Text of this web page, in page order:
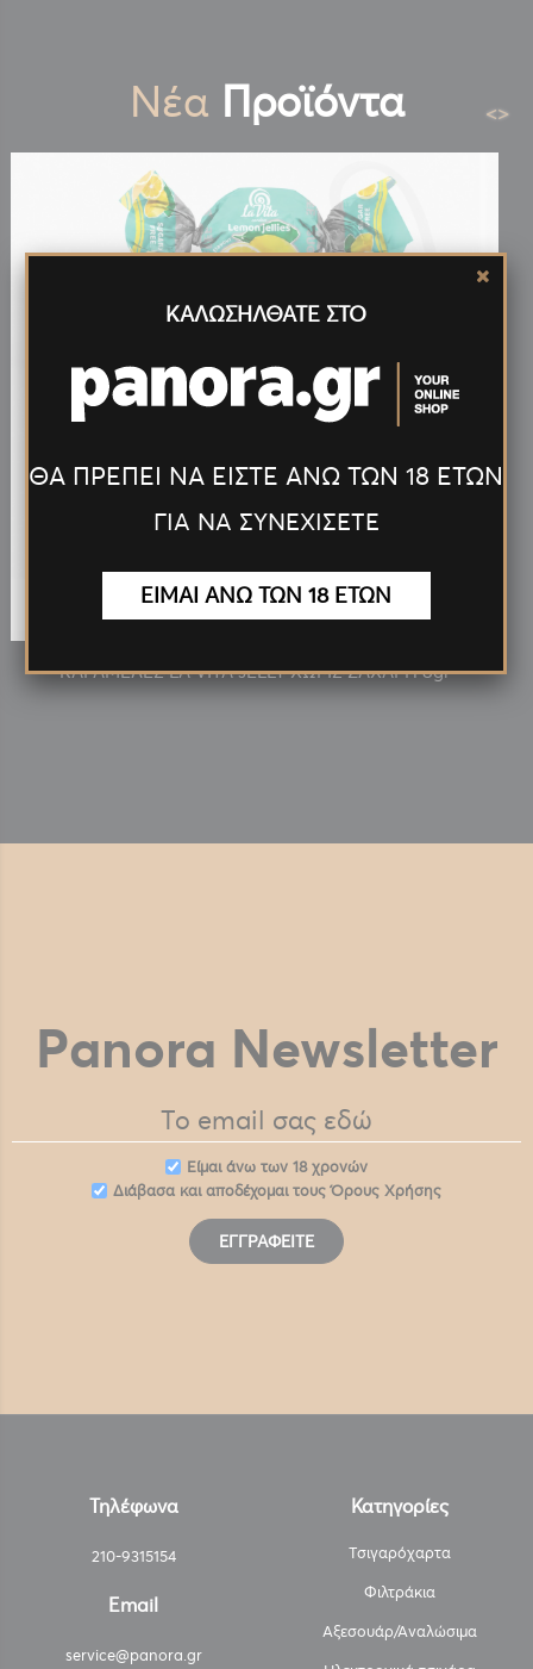
Νέα Προϊόντα
ΚΑΡΑΜΕΛΕΣ LA VITA JELLY ΧΩΡΙΣ ΖΑΧΑΡΗ 8gr
<>
Panora Newsletter
Eίμαι άνω των 18 χρονών
Διάβασα και αποδέχομαι τουςΌρους Χρήσης
ΕΓΓΡΑΦΕΊΤΕ
Τηλέφωνα
210-9315154
Email
service@panora.gr
Κατηγορίες
Τσιγαρόχαρτα
Φιλτράκια
Αξεσουάρ/Αναλώσιμα
ΚΑΛΩΣΗΛΘΑΤΕ ΣΤΟ
ΘΑ ΠΡΕΠΕΙ ΝΑ ΕΙΣΤΕ ΑΝΩ ΤΩΝ 18 ΕΤΩΝ
ΓΙΑ ΝΑ ΣΥΝΕΧΙΣΕΤΕ
ΕΙΜΑΙ ΑΝΩ ΤΩΝ 18 ΕΤΩΝ